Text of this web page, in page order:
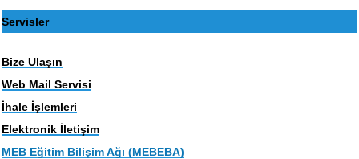
Servisler
Bize Ulaşın
Web Mail Servisi
İhale İşlemleri
Elektronik İletişim
MEB Eğitim Bilişim Ağı (MEBEBA)